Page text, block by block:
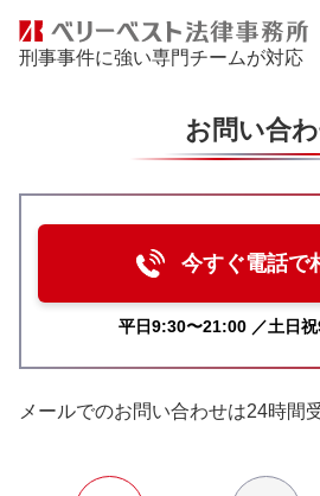
刑事事件に強い専門チームが対応
お問い合
今すぐ電話で
平日9:30〜21:00 ／土日
メールでのお問い合わせは24時間